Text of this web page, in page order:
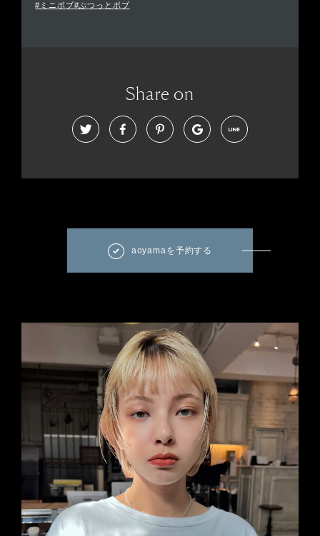
#ミニボブ#ぷつっとボブ
Share on
aoyamaを予約する